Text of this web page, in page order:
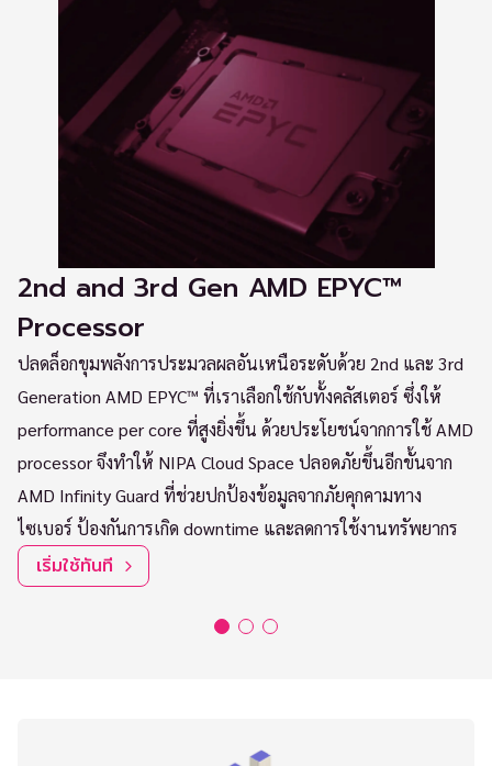
2nd and 3rd Gen AMD EPYC™
Processor
ปลดล็อกขุมพลังการประมวลผลอันเหนือระดับด้วย 2nd และ 3rd
Generation AMD EPYC™ ที่เราเลือกใช้กับทั้งคลัสเตอร์ ซึ่งให้
performance per core ที่สูงยิ่งขึ้น ด้วยประโยชน์จากการใช้ AMD
processor จึงทำให้ NIPA Cloud Space ปลอดภัยขึ้นอีกขั้นจาก
AMD Infinity Guard ที่ช่วยปกป้องข้อมูลจากภัยคุกคามทาง
ไซเบอร์ ป้องกันการเกิด downtime และลดการใช้งานทรัพยากร
เริ่มใช้ทันที